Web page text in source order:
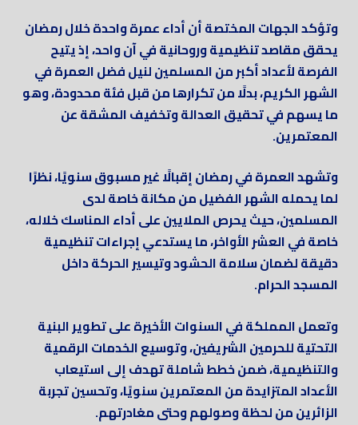
وتؤكد الجهات المختصة أن أداء عمرة واحدة خلال رمضان
يحقق مقاصد تنظيمية وروحانية في آن واحد، إذ يتيح
الفرصة لأعداد أكبر من المسلمين لنيل فضل العمرة في
الشهر الكريم، بدلًا من تكرارها من قبل فئة محدودة، وهو
ما يسهم في تحقيق العدالة وتخفيف المشقة عن
المعتمرين.
وتشهد العمرة في رمضان إقبالًا غير مسبوق سنويًا، نظرًا
لما يحمله الشهر الفضيل من مكانة خاصة لدى
المسلمين، حيث يحرص الملايين على أداء المناسك خلاله،
خاصة في العشر الأواخر، ما يستدعي إجراءات تنظيمية
دقيقة لضمان سلامة الحشود وتيسير الحركة داخل
المسجد الحرام.
وتعمل المملكة في السنوات الأخيرة على تطوير البنية
التحتية للحرمين الشريفين، وتوسيع الخدمات الرقمية
والتنظيمية، ضمن خطط شاملة تهدف إلى استيعاب
الأعداد المتزايدة من المعتمرين سنويًا، وتحسين تجربة
الزائرين من لحظة وصولهم وحتى مغادرتهم.